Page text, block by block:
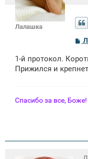
Лалашка
С
б
щ
1-й протокол.
Прижился и
Спасибо за все, Боже!